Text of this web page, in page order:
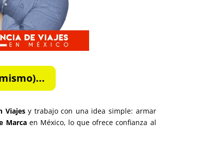
Viajesy trabajo con una idea simple: armar
Marcaen México, lo que ofrece confianza al